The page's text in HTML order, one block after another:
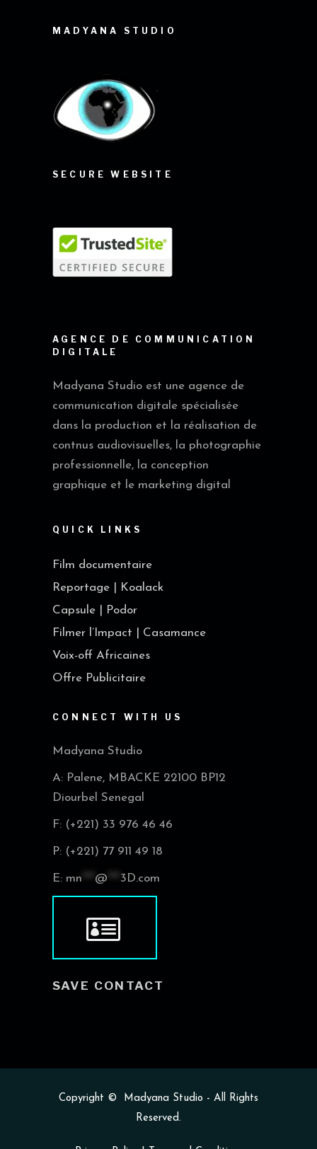
MADYANA STUDIO
SECURE WEBSITE
AGENCE DE COMMUNICATION
DIGITALE
Madyana Studio est une agence de
communication digitale spécialisée
dans la production et la réalisation de
contnus audiovisuelles, la photographie
professionnelle, la conception
graphique et le marketing digital
QUICK LINKS
Film documentaire
Reportage | Koalack
Capsule | Podor
Filmer l’Impact | Casamance
Voix-off Africaines
Offre Publicitaire
CONNECT WITH US
Madyana Studio
A: Palene, MBACKE 22100 BP12
Diourbel Senegal
F: (+221) 33 976 46 46
P: (+221) 77 911 49 18
E: mn *** @ *** 3D.com
SAVE CONTACT
Copyright © Madyana Studio - All Rights
Reserved.